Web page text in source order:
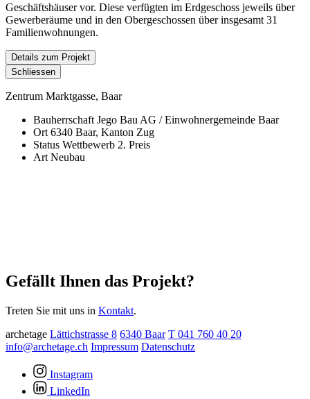
Geschäftshäuser vor. Diese verfügten im Erdgeschoss jeweils über
Gewerberäume und in den Obergeschossen über insgesamt 31
Familienwohnungen.
Details zum Projekt
Schliessen
Zentrum Marktgasse, Baar
Bauherrschaft Jego Bau AG / Einwohnergemeinde Baar
Ort 6340 Baar, Kanton Zug
Status Wettbewerb 2. Preis
Art Neubau
Gefällt Ihnen das Projekt?
Treten Sie mit uns in Kontakt.
archetage Lättichstrasse 8 6340 Baar T 041 760 40 20
info@archetage.ch Impressum Datenschutz
Instagram
LinkedIn